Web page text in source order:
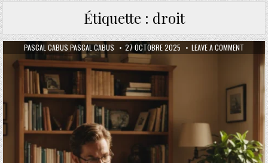
Étiquette : droit
AUTHOR:
PASCAL CABUS PASCAL CABUS PUBLISHED DATE:
27 OCTOBRE 2025 LEAVE A COMMENT ON